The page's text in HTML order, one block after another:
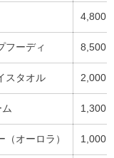
4,800
フーディ 8,500
スタオル 2,000
1,300
オーロラ） 1,000